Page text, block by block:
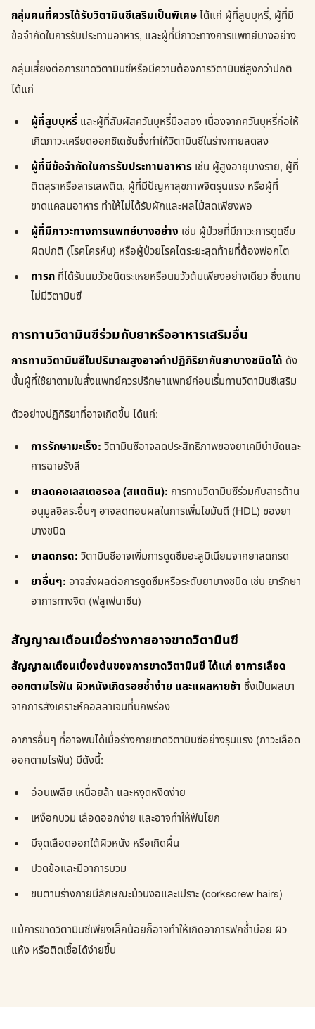
กลุ่มคนที่ควรได้รับวิตามินซีเสริมเป็นพิเศษได้แก่ ผู้ที่สูบบุหรี่, ผู้ที่มี
ข้อจำกัดในการรับประทานอาหาร, และผู้ที่มีภาวะทางการแพทย์บางอย่าง
กลุ่มเสี่ยงต่อการขาดวิตามินซีหรือมีความต้องการวิตามินซีสูงกว่าปกติ
ได้แก่
ผู้ที่สูบบุหรี่ และผู้ที่สัมผัสควันบุหรี่มือสอง เนื่องจากควันบุหรี่ก่อให้
เกิดภาวะเครียดออกซิเดชันซึ่งทำให้วิตามินซีในร่างกายลดลง
ผู้ที่มีข้อจำกัดในการรับประทานอาหาร เช่น ผู้สูงอายุบางราย, ผู้ที่
ติดสุราหรือสารเสพติด, ผู้ที่มีปัญหาสุขภาพจิตรุนแรง หรือผู้ที่
ขาดแคลนอาหาร ทำให้ไม่ได้รับผักและผลไม้สดเพียงพอ
ผู้ที่มีภาวะทางการแพทย์บางอย่าง เช่น ผู้ป่วยที่มีภาวะการดูดซึม
ผิดปกติ (โรคโครห์น) หรือผู้ป่วยโรคไตระยะสุดท้ายที่ต้องฟอกไต
ทารก ที่ได้รับนมวัวชนิดระเหยหรือนมวัวต้มเพียงอย่างเดียว ซึ่งแทบ
ไม่มีวิตามินซี
การทานวิตามินซีร่วมกับยาหรืออาหารเสริมอื่น
การทานวิตามินซีในปริมาณสูงอาจทำปฏิกิริยากับยาบางชนิดได้ ดัง
นั้นผู้ที่ใช้ยาตามใบสั่งแพทย์ควรปรึกษาแพทย์ก่อนเริ่มทานวิตามินซีเสริม
ตัวอย่างปฏิกิริยาที่อาจเกิดขึ้น ได้แก่:
การรักษามะเร็ง: วิตามินซีอาจลดประสิทธิภาพของยาเคมีบำบัดและ
การฉายรังสี
ยาลดคอเลสเตอรอล (สแตติน): การทานวิตามินซีร่วมกับสารต้าน
อนุมูลอิสระอื่นๆ อาจลดทอนผลในการเพิ่มไขมันดี (HDL) ของยา
บางชนิด
ยาลดกรด: วิตามินซีอาจเพิ่มการดูดซึมอะลูมิเนียมจากยาลดกรด
ยาอื่นๆ: อาจส่งผลต่อการดูดซึมหรือระดับยาบางชนิด เช่น ยารักษา
อาการทางจิต (ฟลูเฟนาซีน)
สัญญาณเตือนเมื่อร่างกายอาจขาดวิตามินซี
สัญญาณเตือนเบื้องต้นของการขาดวิตามินซี ได้แก่ อาการเลือด
ออกตามไรฟัน ผิวหนังเกิดรอยช้ำง่าย และแผลหายช้า ซึ่งเป็นผลมา
จากการสังเคราะห์คอลลาเจนที่บกพร่อง
อาการอื่นๆ ที่อาจพบได้เมื่อร่างกายขาดวิตามินซีอย่างรุนแรง (ภาวะเลือด
ออกตามไรฟัน) มีดังนี้:
อ่อนเพลีย เหนื่อยล้า และหงุดหงิดง่าย
เหงือกบวม เลือดออกง่าย และอาจทำให้ฟันโยก
มีจุดเลือดออกใต้ผิวหนัง หรือเกิดผื่น
ปวดข้อและมีอาการบวม
ขนตามร่างกายมีลักษณะม้วนงอและเปราะ (corkscrew hairs)
แม้การขาดวิตามินซีเพียงเล็กน้อยก็อาจทำให้เกิดอาการฟกช้ำบ่อย ผิว
แห้ง หรือติดเชื้อได้ง่ายขึ้น